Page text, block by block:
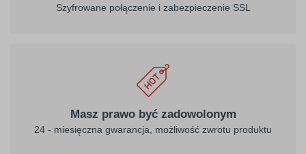
Szyfrowane połączenie i zabezpieczenie SSL
Masz prawo być zadowolonym
24 - miesięczna gwarancja, możliwość zwrotu produktu